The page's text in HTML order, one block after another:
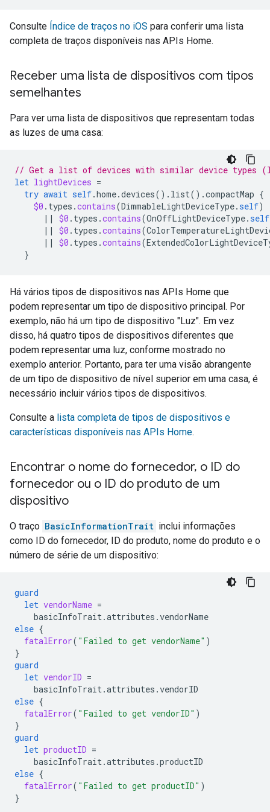
Consulte Índice de traços no iOS para conferir uma lista
completa de traços disponíveis nas APIs Home.
Receber uma lista de dispositivos com tipos
semelhantes
Para ver uma lista de dispositivos que representam todas
as luzes de uma casa:
// Get a list of devices with similar device types
let lightDevices =
try await self.home.devices(). list().compactMap {
$0 . types .contains(DimmableLightDeviceType.self)
||
$0 . types .contains(OnOffLightDeviceType.self
||
$0 . types .contains(
||
$0 . types .contains(
}
Há vários tipos de dispositivos nas APIs Home que
podem representar um tipo de dispositivo principal. Por
exemplo, não há um tipo de dispositivo "Luz". Em vez
disso, há quatro tipos de dispositivos diferentes que
podem representar uma luz, conforme mostrado no
exemplo anterior. Portanto, para ter uma visão abrangente
de um tipo de dispositivo de nível superior em uma casa, é
necessário incluir vários tipos de dispositivos.
Consulte a lista completa de tipos de dispositivos e
características disponíveis nas APIs Home.
Encontrar o nome do fornecedor, o ID do
fornecedor ou o ID do produto de um
dispositivo
O traço BasicInformationTrait inclui informações
como ID do fornecedor, ID do produto, nome do produto e o
número de série de um dispositivo:
guard
let vendorName =
basicInfoTrait.attributes .vendorName
else {
fatalError( "Failed to get vendorName" )
}
guard
let vendorID =
basicInfoTrait.attributes .vendorID
else {
fatalError( "Failed to get vendorID" )
}
guard
let productID =
basicInfoTrait.attributes .productID
else {
fatalError( "Failed to get productID" )
}